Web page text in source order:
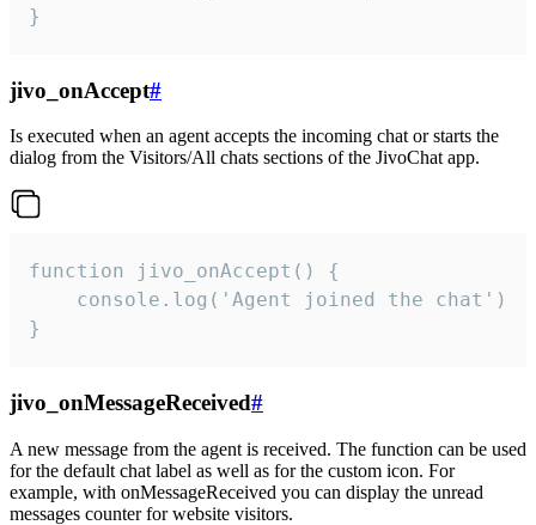
}
jivo_onAccept#
Is executed when an agent accepts the incoming chat or starts the
dialog from the Visitors/All chats sections of the JivoChat app.
function jivo_onAccept() {
}
jivo_onMessageReceived#
A new message from the agent is received. The function can be used
for the default chat label as well as for the custom icon. For
example, with onMessageReceived you can display the unread
messages counter for website visitors.